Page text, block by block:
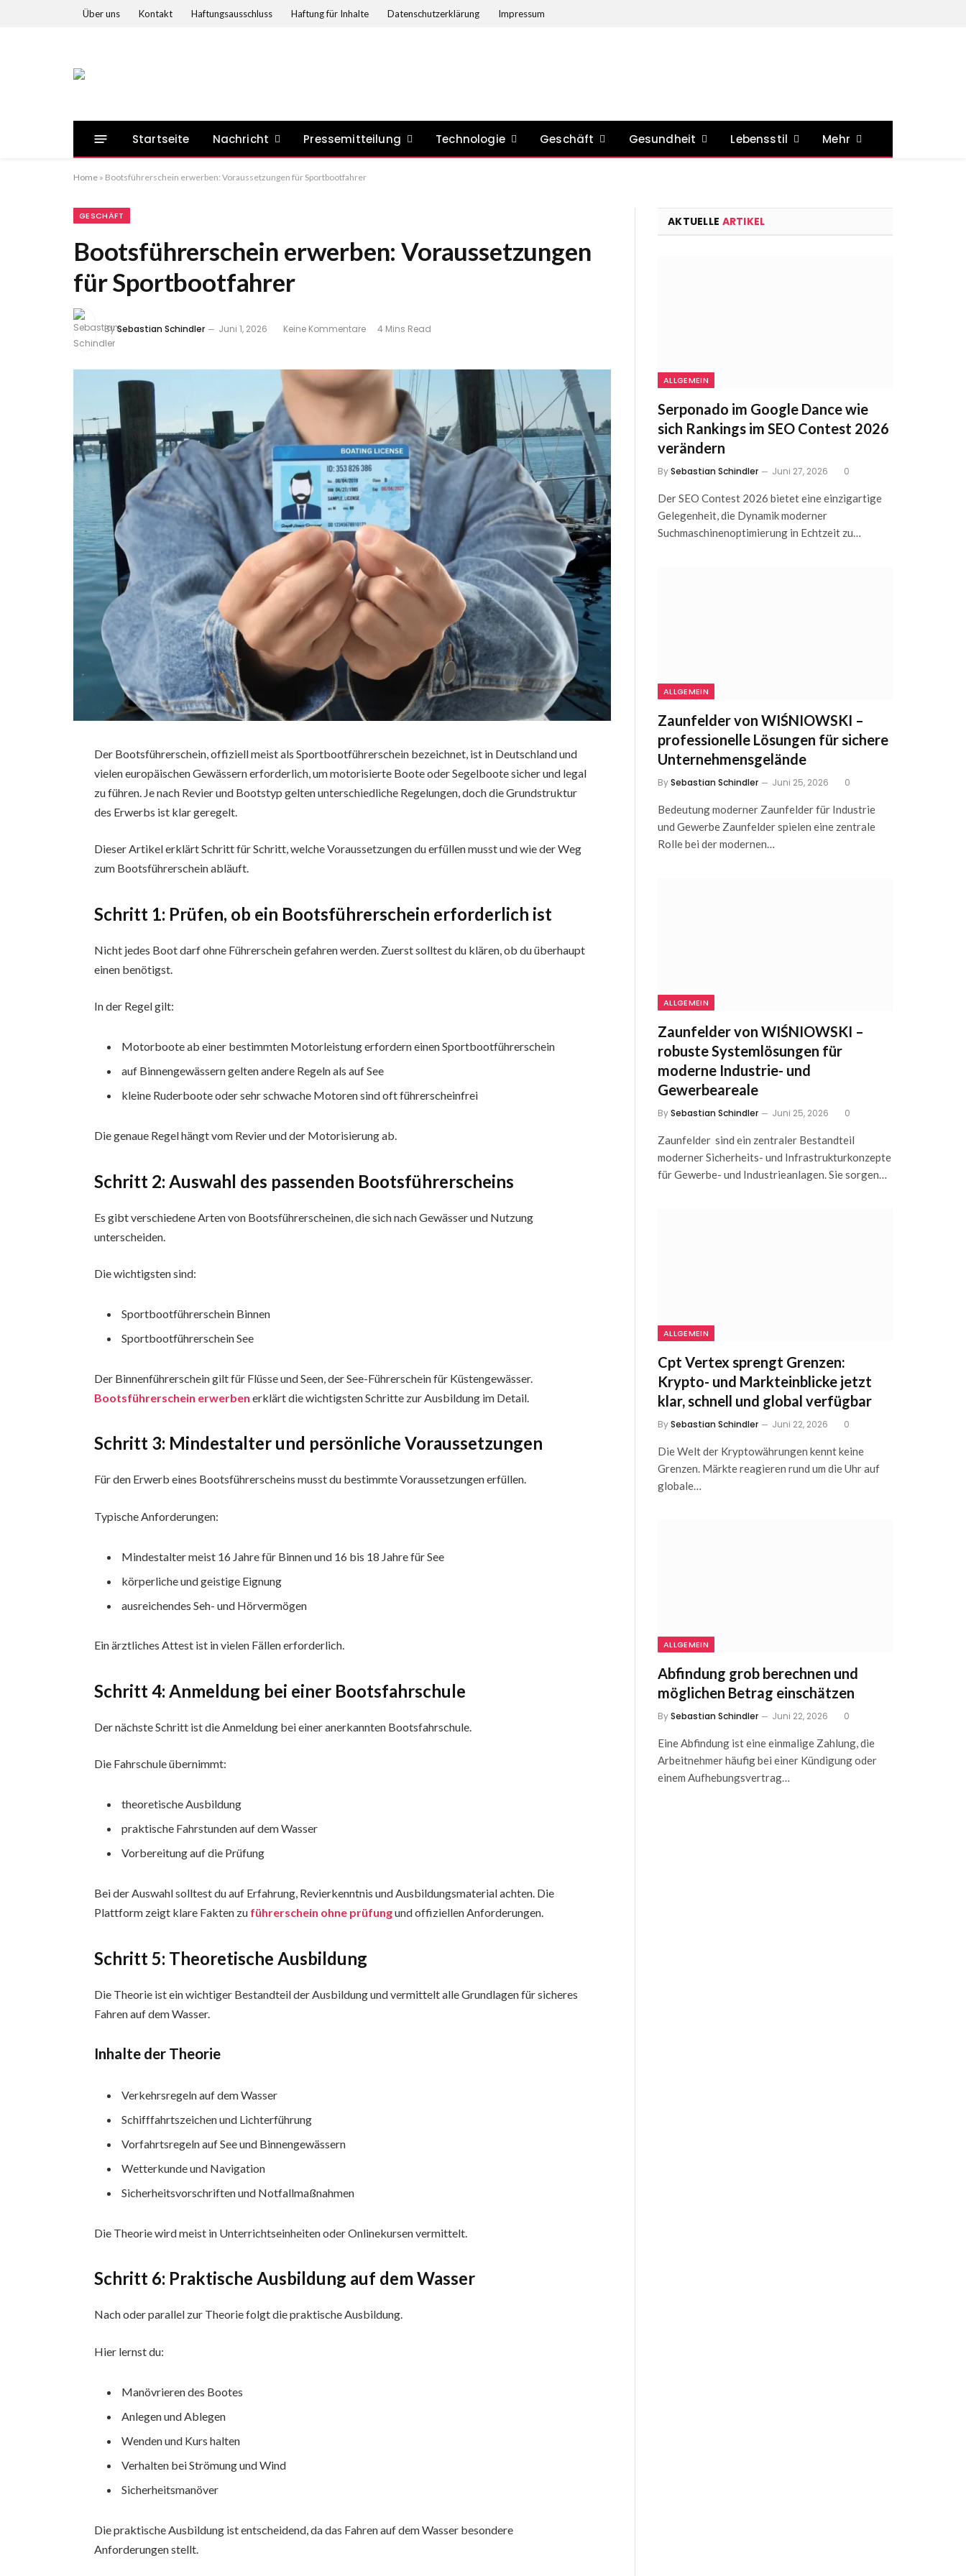
Über uns Kontakt Haftungsausschluss Haftung für Inhalte Datenschutzerklärung Impressum
Startseite Nachricht Pressemitteilung Technologie Geschäft Gesundheit Lebensstil Mehr
Home » Bootsführerschein erwerben: Voraussetzungen für Sportbootfahrer
GESCHÄFT
Bootsführerschein erwerben: Voraussetzungen
für Sportbootfahrer
BySebastian Schindler Juni 1, 2026 Keine Kommentare 4 Mins Read
Der Bootsführerschein, offiziell meist als Sportbootführerschein bezeichnet, ist in Deutschland und
vielen europäischen Gewässern erforderlich, um motorisierte Boote oder Segelboote sicher und legal
zu führen. Je nach Revier und Bootstyp gelten unterschiedliche Regelungen, doch die Grundstruktur
des Erwerbs ist klar geregelt.
Dieser Artikel erklärt Schritt für Schritt, welche Voraussetzungen du erfüllen musst und wie der Weg
zum Bootsführerschein abläuft.
Schritt 1: Prüfen, ob ein Bootsführerschein erforderlich ist
Nicht jedes Boot darf ohne Führerschein gefahren werden. Zuerst solltest du klären, ob du überhaupt
einen benötigst.
In der Regel gilt:
Motorboote ab einer bestimmten Motorleistung erfordern einen Sportbootführerschein
auf Binnengewässern gelten andere Regeln als auf See
kleine Ruderboote oder sehr schwache Motoren sind oft führerscheinfrei
Die genaue Regel hängt vom Revier und der Motorisierung ab.
Schritt 2: Auswahl des passenden Bootsführerscheins
Es gibt verschiedene Arten von Bootsführerscheinen, die sich nach Gewässer und Nutzung
unterscheiden.
Die wichtigsten sind:
Sportbootführerschein Binnen
Sportbootführerschein See
Der Binnenführerschein gilt für Flüsse und Seen, der See-Führerschein für Küstengewässer.
Bootsführerschein erwerben erklärt die wichtigsten Schritte zur Ausbildung im Detail.
Schritt 3: Mindestalter und persönliche Voraussetzungen
Für den Erwerb eines Bootsführerscheins musst du bestimmte Voraussetzungen erfüllen.
Typische Anforderungen:
Mindestalter meist 16 Jahre für Binnen und 16 bis 18 Jahre für See
körperliche und geistige Eignung
ausreichendes Seh- und Hörvermögen
Ein ärztliches Attest ist in vielen Fällen erforderlich.
Schritt 4: Anmeldung bei einer Bootsfahrschule
Der nächste Schritt ist die Anmeldung bei einer anerkannten Bootsfahrschule.
Die Fahrschule übernimmt:
theoretische Ausbildung
praktische Fahrstunden auf dem Wasser
Vorbereitung auf die Prüfung
Bei der Auswahl solltest du auf Erfahrung, Revierkenntnis und Ausbildungsmaterial achten. Die
Plattform zeigt klare Fakten zu führerschein ohne prüfungund offiziellen Anforderungen.
Schritt 5: Theoretische Ausbildung
Die Theorie ist ein wichtiger Bestandteil der Ausbildung und vermittelt alle Grundlagen für sicheres
Fahren auf dem Wasser.
Inhalte der Theorie
Verkehrsregeln auf dem Wasser
Schifffahrtszeichen und Lichterführung
Vorfahrtsregeln auf See und Binnengewässern
Wetterkunde und Navigation
Sicherheitsvorschriften und Notfallmaßnahmen
Die Theorie wird meist in Unterrichtseinheiten oder Onlinekursen vermittelt.
Schritt 6: Praktische Ausbildung auf dem Wasser
Nach oder parallel zur Theorie folgt die praktische Ausbildung.
Hier lernst du:
Manövrieren des Bootes
Anlegen und Ablegen
Wenden und Kurs halten
Verhalten bei Strömung und Wind
Sicherheitsmanöver
Die praktische Ausbildung ist entscheidend, da das Fahren auf dem Wasser besondere
Anforderungen stellt.
AKTUELLE ARTIKEL
ALLGEMEIN
Serponado im Google Dance wie
sich Rankings im SEO Contest 2026
verändern
BySebastian Schindler Juni 27, 2026 0
Der SEO Contest 2026 bietet eine einzigartige
Gelegenheit, die Dynamik moderner
Suchmaschinenoptimierung in Echtzeit zu…
ALLGEMEIN
Zaunfelder von WIŚNIOWSKI –
professionelle Lösungen für sichere
Unternehmensgelände
BySebastian Schindler Juni 25, 2026 0
Bedeutung moderner Zaunfelder für Industrie
und Gewerbe Zaunfelder spielen eine zentrale
Rolle bei der modernen…
ALLGEMEIN
Zaunfelder von WIŚNIOWSKI –
robuste Systemlösungen für
moderne Industrie- und
Gewerbeareale
BySebastian Schindler Juni 25, 2026 0
Zaunfelder sind ein zentraler Bestandteil
moderner Sicherheits- und Infrastrukturkonzepte
für Gewerbe- und Industrieanlagen. Sie sorgen…
ALLGEMEIN
Cpt Vertex sprengt Grenzen:
Krypto- und Markteinblicke jetzt
klar, schnell und global verfügbar
BySebastian Schindler Juni 22, 2026 0
Die Welt der Kryptowährungen kennt keine
Grenzen. Märkte reagieren rund um die Uhr auf
globale…
ALLGEMEIN
Abfindung grob berechnen und
möglichen Betrag einschätzen
BySebastian Schindler Juni 22, 2026 0
Eine Abfindung ist eine einmalige Zahlung, die
Arbeitnehmer häufig bei einer Kündigung oder
einem Aufhebungsvertrag…